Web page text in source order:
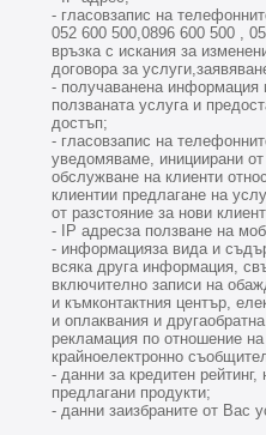
- гласовзапис на
052 600 500,0896 600 500
,
връзка с искания за
договора за
- получаванена информация
ползваната услуга и
достъп;
- гласовзапис на
уведомяваме, инициирани
обслужване на клиенти
клиентии предлагане на
от разстояние за нови
- IP адресза ползване на
- информацияза вида и
всяка друга информация,
включително записи на
и къмконтактния център,
и оплаквания и
рекламация по отношение на
крайноелектронно
- данни за кредитен
предлагани продукти;
- данни заизбраните от Вас